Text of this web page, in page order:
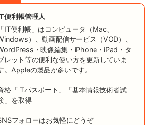
便利帳管理人
「IT便利帳」はコンピュータ（Mac、
）、動画配信サービス（VOD）、
・映像編集・iPhone・iPad・タ
レット等の便利な使い方を更新していま
。Appleの製品が多いです。
格「ITパスポート」「基本情報技術者試
」を取得
フォローはお気軽にどうぞ